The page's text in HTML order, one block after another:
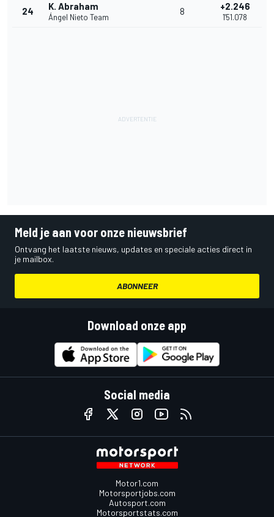
24 K. Abraham
Ángel Nieto Team
8 +2.246
1'51.078
Meld je aan voor onze nieuwsbrief
Ontvang het laatste nieuws, updates en speciale acties direct in
je mailbox.
ABONNEER
Download onze app
Social media
Motor1.com
Motorsportjobs.com
Autosport.com
Motorsportstats.com